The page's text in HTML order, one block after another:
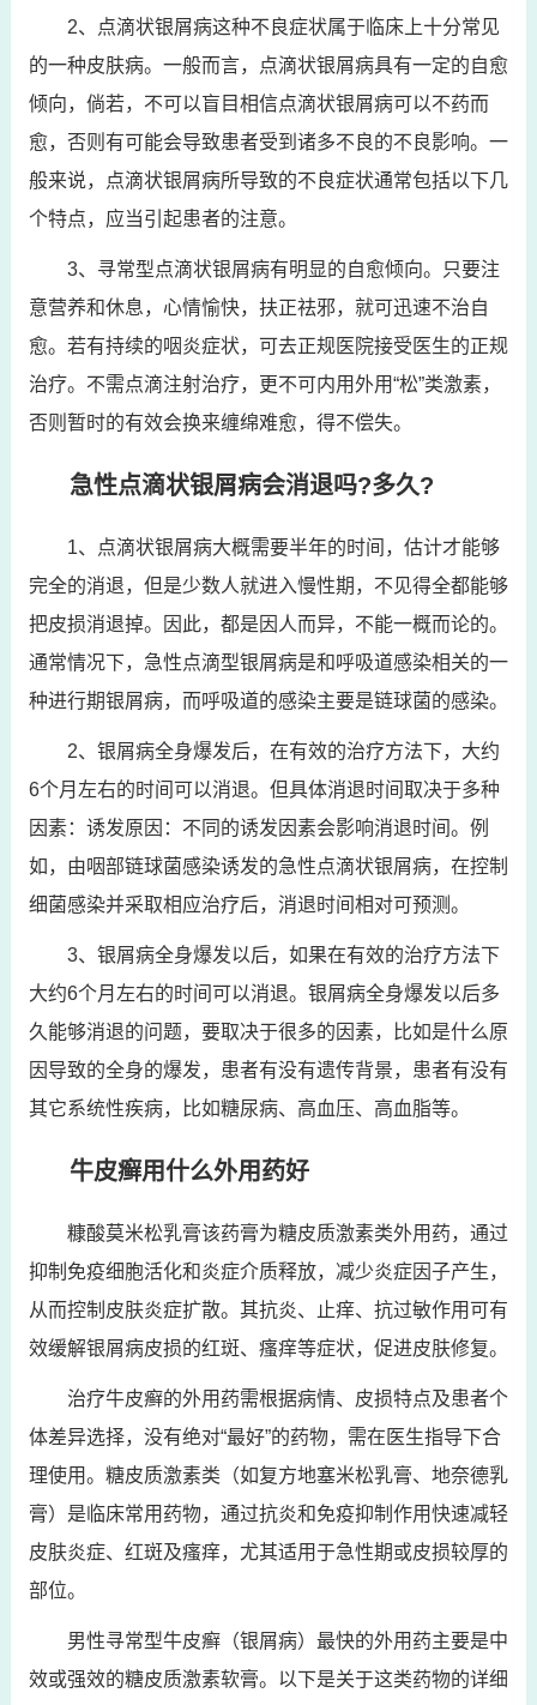
2、点滴状银屑病这种不良症状属于临床上十分常见
的一种皮肤病。一般而言，点滴状银屑病具有一定的自愈
倾向，倘若，不可以盲目相信点滴状银屑病可以不药而
愈，否则有可能会导致患者受到诸多不良的不良影响。一
般来说，点滴状银屑病所导致的不良症状通常包括以下几
个特点，应当引起患者的注意。
3、寻常型点滴状银屑病有明显的自愈倾向。只要注
意营养和休息，心情愉快，扶正祛邪，就可迅速不治自
愈。若有持续的咽炎症状，可去正规医院接受医生的正规
治疗。不需点滴注射治疗，更不可内用外用“松”类激素，
否则暂时的有效会换来缠绵难愈，得不偿失。
急性点滴状银屑病会消退吗?多久?
1、点滴状银屑病大概需要半年的时间，估计才能够
完全的消退，但是少数人就进入慢性期，不见得全都能够
把皮损消退掉。因此，都是因人而异，不能一概而论的。
通常情况下，急性点滴型银屑病是和呼吸道感染相关的一
种进行期银屑病，而呼吸道的感染主要是链球菌的感染。
2、银屑病全身爆发后，在有效的治疗方法下，大约
6个月左右的时间可以消退。但具体消退时间取决于多种
因素：诱发原因：不同的诱发因素会影响消退时间。例
如，由咽部链球菌感染诱发的急性点滴状银屑病，在控制
细菌感染并采取相应治疗后，消退时间相对可预测。
3、银屑病全身爆发以后，如果在有效的治疗方法下
大约6个月左右的时间可以消退。银屑病全身爆发以后多
久能够消退的问题，要取决于很多的因素，比如是什么原
因导致的全身的爆发，患者有没有遗传背景，患者有没有
其它系统性疾病，比如糖尿病、高血压、高血脂等。
牛皮癣用什么外用药好
糠酸莫米松乳膏该药膏为糖皮质激素类外用药，通过
抑制免疫细胞活化和炎症介质释放，减少炎症因子产生，
从而控制皮肤炎症扩散。其抗炎、止痒、抗过敏作用可有
效缓解银屑病皮损的红斑、瘙痒等症状，促进皮肤修复。
治疗牛皮癣的外用药需根据病情、皮损特点及患者个
体差异选择，没有绝对“最好”的药物，需在医生指导下合
理使用。糖皮质激素类（如复方地塞米松乳膏、地奈德乳
膏）是临床常用药物，通过抗炎和免疫抑制作用快速减轻
皮肤炎症、红斑及瘙痒，尤其适用于急性期或皮损较厚的
部位。
男性寻常型牛皮癣（银屑病）最快的外用药主要是中
效或强效的糖皮质激素软膏。以下是关于这类药物的详细